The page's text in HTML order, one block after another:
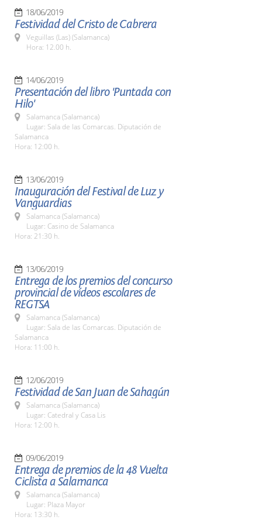
18/06/2019
Festividad del Cristo de Cabrera
Veguillas (Las) (Salamanca)
Hora: 12.00 h.
14/06/2019
Presentación del libro 'Puntada con
Hilo'
Salamanca (Salamanca)
Lugar: Sala de las Comarcas. Diputación de
Salamanca
Hora: 12:00 h.
13/06/2019
Inauguración del Festival de Luz y
Vanguardias
Salamanca (Salamanca)
Lugar: Casino de Salamanca
Hora: 21:30 h.
13/06/2019
Entrega de los premios del concurso
provincial de vídeos escolares de
REGTSA
Salamanca (Salamanca)
Lugar: Sala de las Comarcas. Diputación de
Salamanca
Hora: 11:00 h.
12/06/2019
Festividad de San Juan de Sahagún
Salamanca (Salamanca)
Lugar: Catedral y Casa Lis
Hora: 12:00 h.
09/06/2019
Entrega de premios de la 48 Vuelta
Ciclista a Salamanca
Salamanca (Salamanca)
Lugar: Plaza Mayor
Hora: 13:30 h.